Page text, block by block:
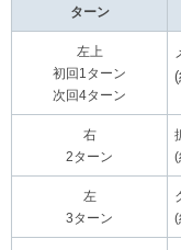
ターン
左上
初回1ターン
次回4ターン
右
2ターン
(
左
3ターン
(